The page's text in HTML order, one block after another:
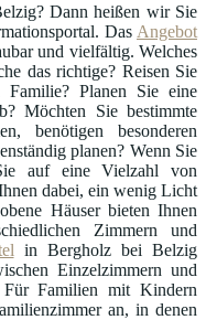
Dann heißen wir Sie
Das Angebot
und vielfältig. Welches
das richtige? Reisen Sie
Planen Sie eine
Möchten Sie bestimmte
benötigen besonderen
planen? Wenn Sie
auf eine Vielzahl von
dabei, ein wenig Licht
Häuser bieten Ihnen
Zimmern und
in Bergholz bei Belzig
Einzelzimmern und
Für Familien mit Kindern
an, in denen